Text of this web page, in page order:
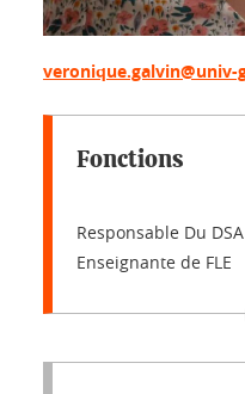
veronique.galvin@univ-
Fonctions
Responsable Du
Enseignante de FLE